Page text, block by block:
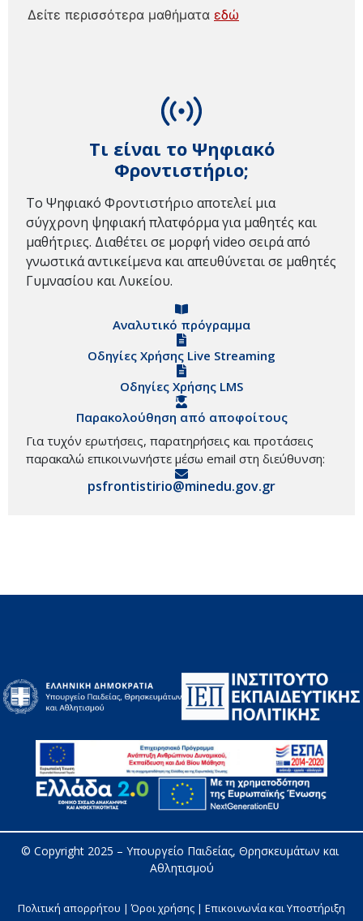
Τι είναι το Ψηφιακό
Φροντιστήριο;
Το Ψηφιακό Φροντιστήριο αποτελεί μια
σύγχρονη ψηφιακή πλατφόρμα για μαθητές και
μαθήτριες. Διαθέτει σε μορφή video σειρά από
γνωστικά αντικείμενα και απευθύνεται σε μαθητές
Γυμνασίου και Λυκείου.
Αναλυτικό πρόγραμμα
Οδηγίες Χρήσης Live Streaming
Οδηγίες Χρήσης LMS
Παρακολούθηση από αποφοίτους
Για τυχόν ερωτήσεις, παρατηρήσεις και προτάσεις
παρακαλώ επικοινωνήστε μέσω email στη διεύθυνση:
psfrontistirio@minedu.gov.gr
Δείτε περισσότερα μαθήματα εδώ
© Copyright 2025 – Υπουργείο Παιδείας, Θρησκευμάτων και
Αθλητισμού
Πολιτική απορρήτου | Όροι χρήσης | Επικοινωνία και Υποστήριξη